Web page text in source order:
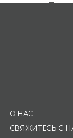
О НАС
СВЯЖИТЕСЬ С